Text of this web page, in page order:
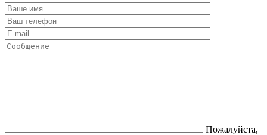
Пожалуйста,